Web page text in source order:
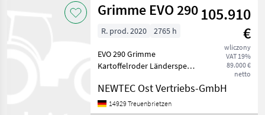
Grimme EVO 290105.910
€
wliczony
VAT 19%
89.000 €
netto
R. prod. 2020 2765 h
EVO 290 Grimme
Kartoffelroder Länderspezif.
Zugkugelkupplung 80 mm
Durchm.l Gelenkwelle mit 6
NEWTEC Ost Vertriebs-GmbH
14929 Treuenbrietzen